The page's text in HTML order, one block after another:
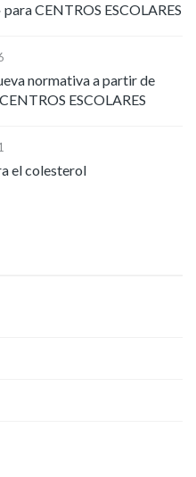
CENTROS ESCOLARES
normativa a partir de
ESCOLARES
el colesterol